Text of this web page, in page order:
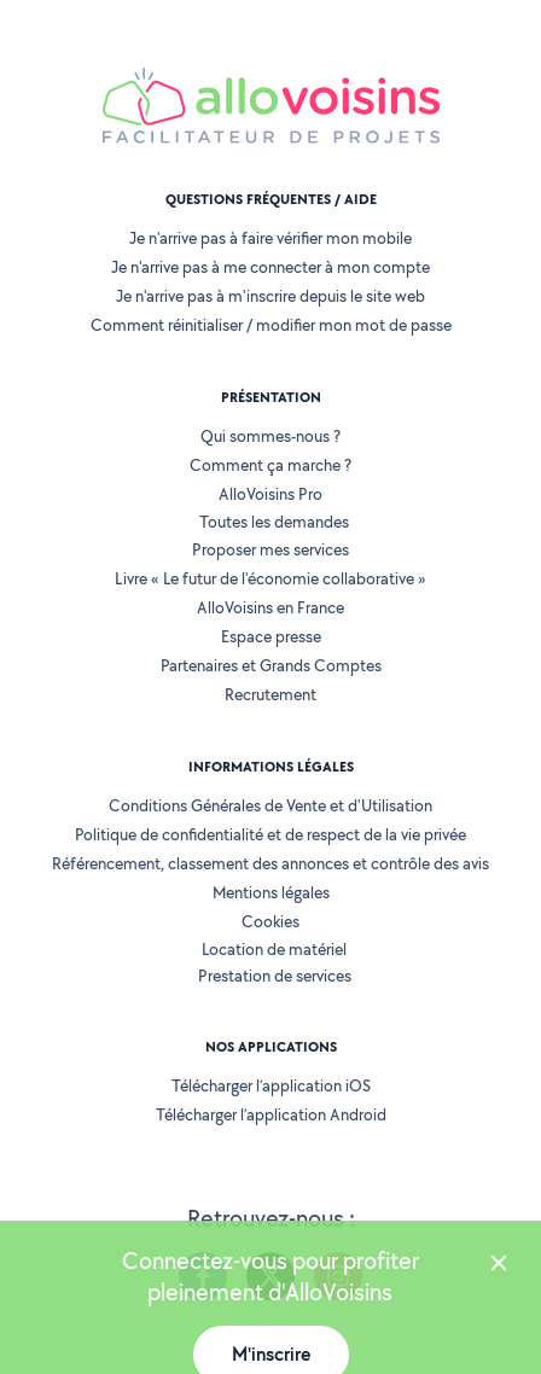
Retrouvez-nous :
QUESTIONS FRÉQUENTES / AIDE
Je n'arrive pas à faire vérifier mon mobile
Je n'arrive pas à me connecter à mon compte
Je n'arrive pas à m'inscrire depuis le site web
Comment réinitialiser / modifier mon mot de passe
PRÉSENTATION
Qui sommes-nous ?
Comment ça marche ?
AlloVoisins Pro
Toutes les demandes
Proposer mes services
Livre « Le futur de l'économie collaborative »
AlloVoisins en France
Espace presse
Partenaires et Grands Comptes
Recrutement
INFORMATIONS LÉGALES
Conditions Générales de Vente et d'Utilisation
Politique de confidentialité et de respect de la vie privée
Référencement, classement des annonces et contrôle des avis
Mentions légales
Cookies
Location de matériel
Prestation de services
NOS APPLICATIONS
Télécharger l’application iOS
Télécharger l’application Android
Version 25.5.3
Connectez-vous pour profiter
pleinement d'AlloVoisins
M'inscrire